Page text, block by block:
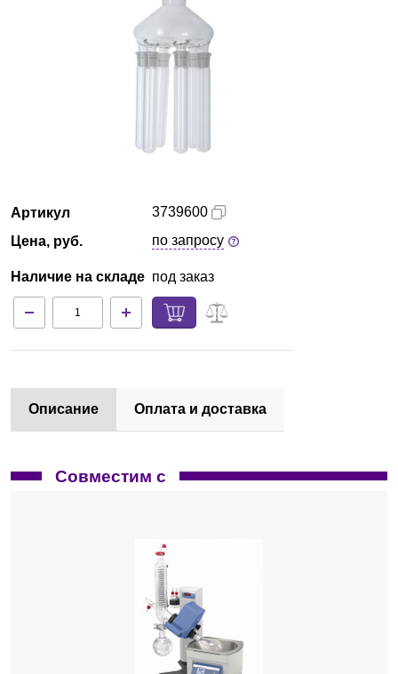
Партнеры
Артикул
Цена, руб.
Наличие на складе
3739600
по запросу
под заказ
Описание Оплата и доставка
Совместим с